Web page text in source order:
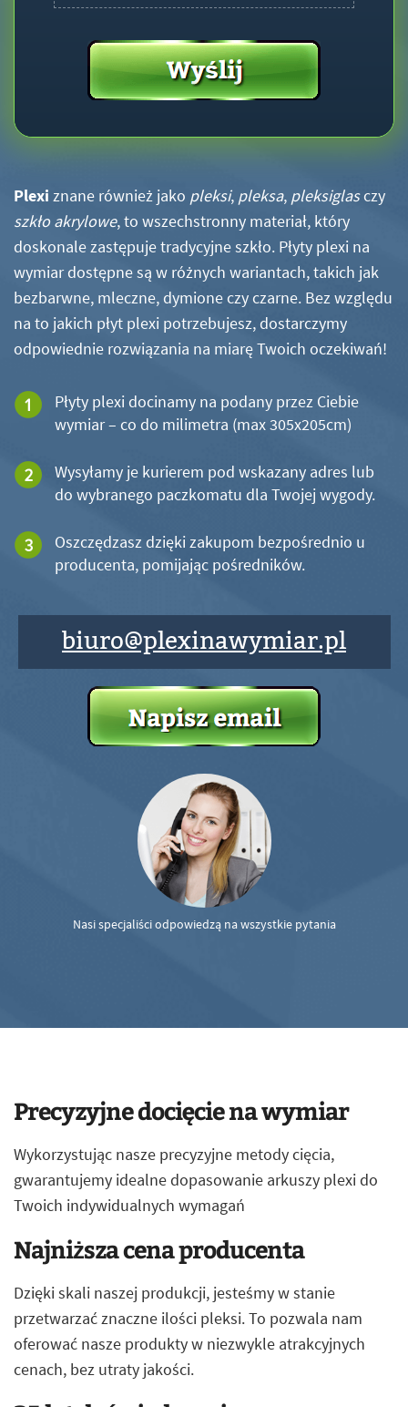
Plexi znane również jako pleksi, pleksa, pleksiglasczy
szkło akrylowe, to wszechstronny materiał, który
doskonale zastępuje tradycyjne szkło. Płyty plexi na
wymiar dostępne są w różnych wariantach, takich jak
bezbarwne, mleczne, dymione czy czarne. Bez względu
na to jakich płyt plexi potrzebujesz, dostarczymy
odpowiednie rozwiązania na miarę Twoich oczekiwań!
Płyty plexi docinamy na podany przez Ciebie
wymiar – co do milimetra (max 305x205cm)
Wysyłamy je kurierem pod wskazany adres lub
do wybranego paczkomatu dla Twojej wygody.
Oszczędzasz dzięki zakupom bezpośrednio u
producenta, pomijając pośredników.
biuro@plexinawymiar.pl
Nasi specjaliści odpowiedzą na wszystkie pytania
Precyzyjne docięcie na wymiar
Wykorzystując nasze precyzyjne metody cięcia,
gwarantujemy idealne dopasowanie arkuszy plexi do
Twoich indywidualnych wymagań
Najniższa cena producenta
Dzięki skali naszej produkcji, jesteśmy w stanie
przetwarzać znaczne ilości pleksi. To pozwala nam
oferować nasze produkty w niezwykle atrakcyjnych
cenach, bez utraty jakości.